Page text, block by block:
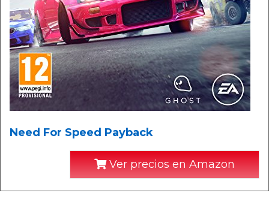
Need For Speed Payback
Ver precios en Amazon